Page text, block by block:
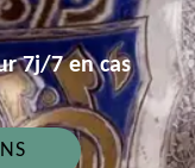
7j/7 en cas